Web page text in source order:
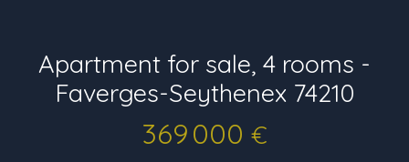
Apartment for sale, 4 rooms -
Faverges-Seythenex 74210
369 000 €